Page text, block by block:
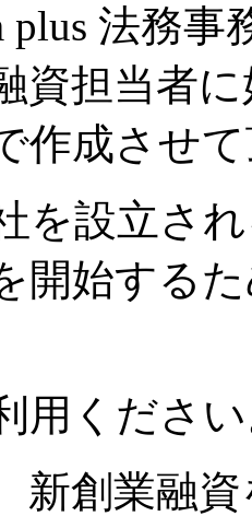
plus 法務
資担当者
作成させ
を設立さ
開始する
用くださ
新創業融